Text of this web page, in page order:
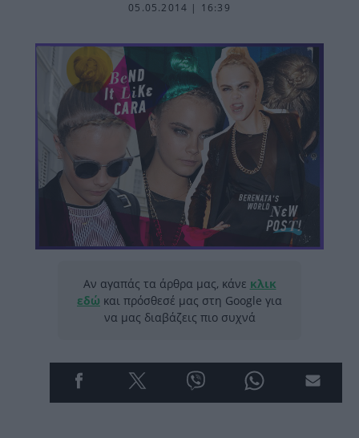
05.05.2014 | 16:39
Αν αγαπάς τα άρθρα μας, κάνε κλικ
εδώ και πρόσθεσέ μας στη Google για
να μας διαβάζεις πιο συχνά